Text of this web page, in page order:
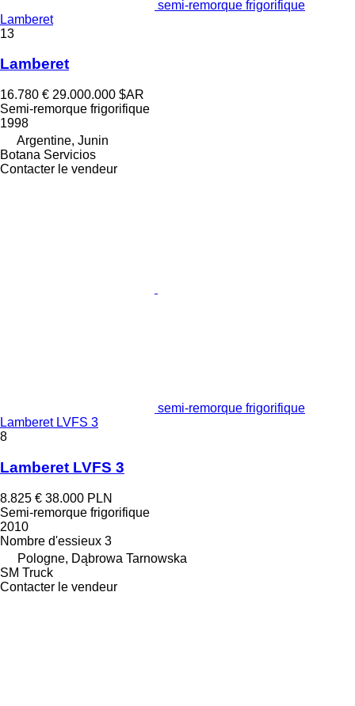
semi-remorque frigorifique
Lamberet
13
Lamberet
16.780 € 29.000.000 $AR
Semi-remorque frigorifique
1998
Argentine, Junin
Botana Servicios
Contacter le vendeur
semi-remorque frigorifique
Lamberet LVFS 3
8
Lamberet LVFS 3
8.825 € 38.000 PLN
Semi-remorque frigorifique
2010
Nombre d'essieux 3
Pologne, Dąbrowa Tarnowska
SM Truck
Contacter le vendeur